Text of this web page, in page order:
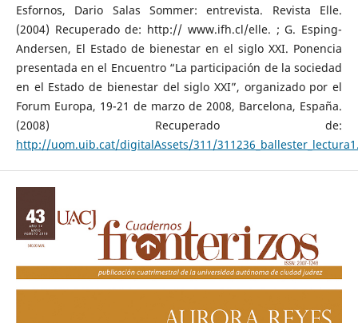
Esfornos, Dario Salas Sommer: entrevista. Revista Elle.
(2004) Recuperado de: http:// www.ifh.cl/elle. ; G. Esping-
Andersen, El Estado de bienestar en el siglo XXI. Ponencia
presentada en el Encuentro “La participación de la sociedad
en el Estado de bienestar del siglo XXI”, organizado por el
Forum Europa, 19-21 de marzo de 2008, Barcelona, España.
(2008) Recuperado de:
http://uom.uib.cat/digitalAssets/311/